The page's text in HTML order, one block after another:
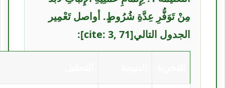
مِنْ تَوَفُّرِ عِدَّةِ شُرُوطٍ. أواصل تَعْمِير
الجدول التالي[cite: 3, 71]: